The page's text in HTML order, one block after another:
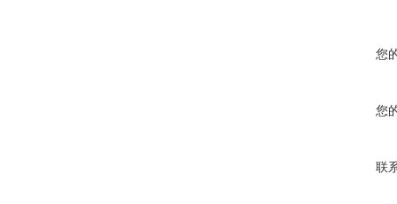
您
您
联